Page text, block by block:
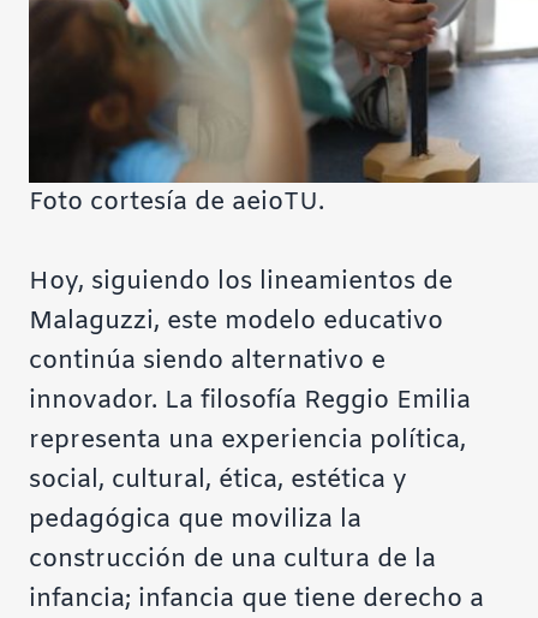
Foto cortesía de aeioTU.
Hoy, siguiendo los lineamientos de
Malaguzzi, este modelo educativo
continúa siendo alternativo e
innovador. La filosofía Reggio Emilia
representa una experiencia política,
social, cultural, ética, estética y
pedagógica que moviliza la
construcción de una cultura de la
infancia; infancia que tiene derecho a